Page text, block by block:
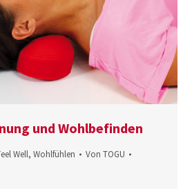
und Wohlbefinden
Well, Wohlfühlen Von TOGU